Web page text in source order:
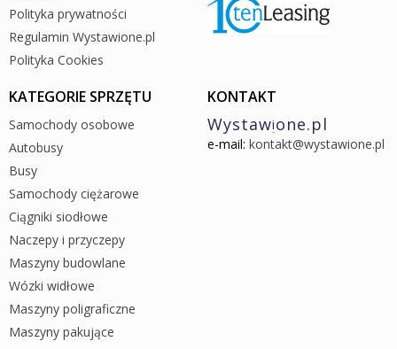
Polityka prywatności
Regulamin Wystawione.pl
Polityka Cookies
KATEGORIE SPRZĘTU
Samochody osobowe
Autobusy
Busy
Samochody ciężarowe
Ciągniki siodłowe
Naczepy i przyczepy
Maszyny budowlane
Wózki widłowe
Maszyny poligraficzne
Maszyny pakujące
KONTAKT
Wystawione.pl
e-mail: kontakt@wystawione.pl